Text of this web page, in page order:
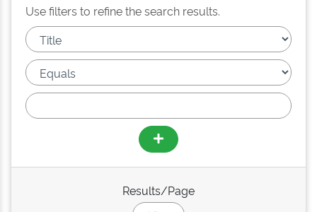
Use filters to refine the search results.
Results/Page